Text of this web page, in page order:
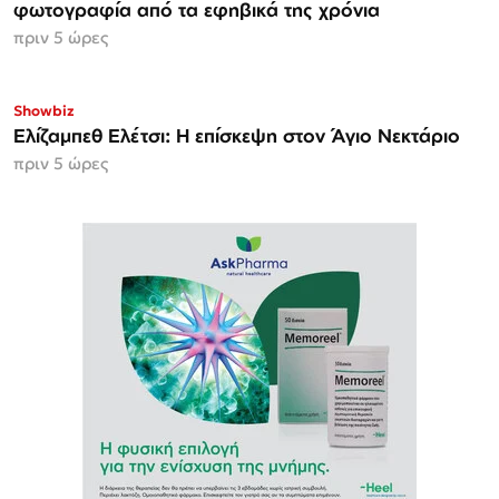
φωτογραφία από τα εφηβικά της χρόνια
πριν 5 ώρες
Showbiz
Ελίζαμπεθ Ελέτσι: Η επίσκεψη στον Άγιο Νεκτάριο
πριν 5 ώρες